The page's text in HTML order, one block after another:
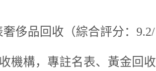
奢侈品回收（綜合評分：
機構，專註名表、黃金回